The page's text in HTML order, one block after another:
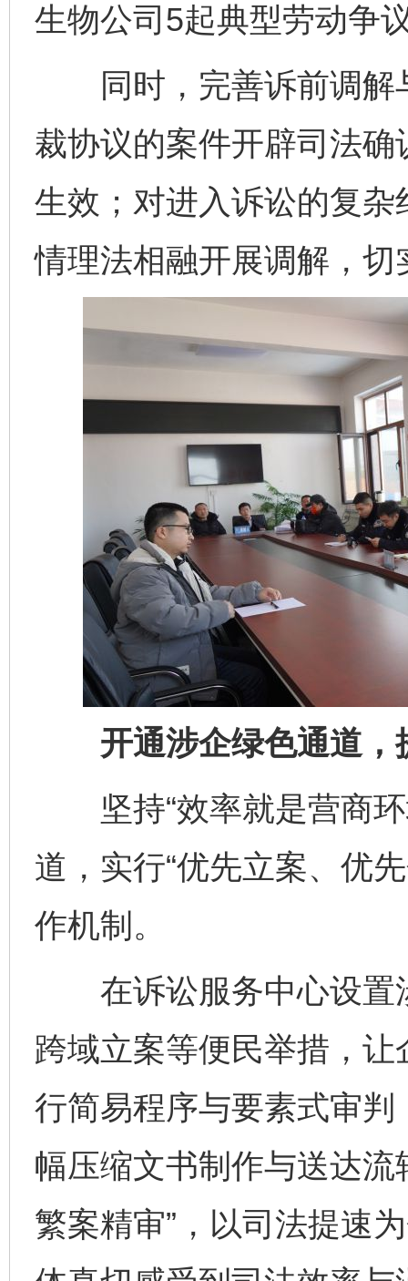
生物公司5起典型劳动争
同时，完善诉前调解
裁协议的案件开辟司法确
生效；对进入诉讼的复杂
情理法相融开展调解，
开通涉企绿色通道，
坚持“效率就是营商环
道，实行“优先立案、优
作机制。
在诉讼服务中心设置
跨域立案等便民举措，让
行简易程序与要素式审
幅压缩文书制作与送达流
繁案精审”，以司法提速